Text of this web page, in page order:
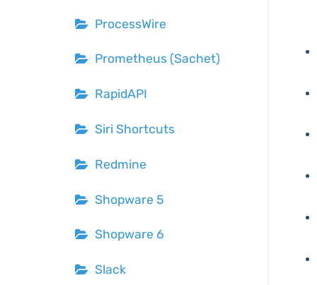
ProcessWire
Prometheus (Sachet)
RapidAPI
Siri Shortcuts
Redmine
Shopware 5
Shopware 6
Slack